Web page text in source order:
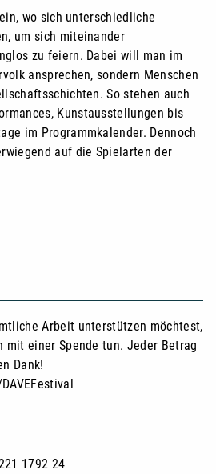
wo sich unterschiedliche
um sich miteinander
zu feiern. Dabei will man im
ansprechen, sondern Menschen
So stehen auch
Kunstausstellungen bis
im Programmkalender. Dennoch
auf die Spielarten der
Arbeit unterstützen möchtest,
mit einer Spende tun. Jeder Betrag
Dank!
1792 24